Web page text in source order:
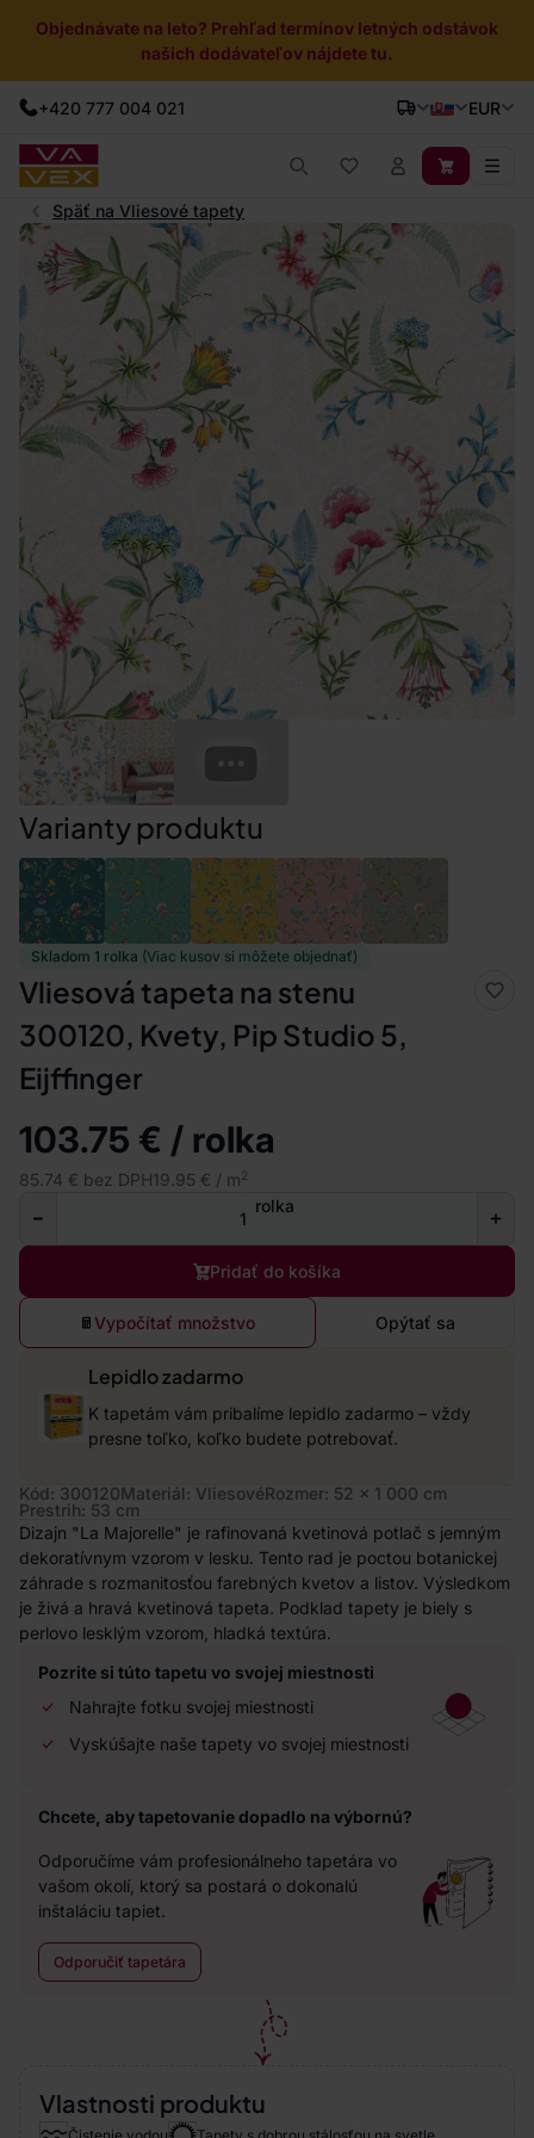
Objednávate na leto? Prehľad termínov letných odstávok
našich dodávateľov nájdete tu.
+420 777 004 021 EUR
Späť na Vliesové tapety
Skladom 1 rolka (Viac kusov si môžete objednať)
Vliesová tapeta na stenu
300120, Kvety, Pip Studio 5,
Eijffinger
103.75 € / rolka
85.74 € bez DPH19.95 € / m2
rolka
Pridať do košíka
Vypočítať množstvo Opýtať sa
Lepidlo zadarmo
K tapetám vám pribalíme lepidlo zadarmo – vždy
presne toľko, koľko budete potrebovať.
Kód: 300120Materiál: VliesovéRozmer: 52 x 1 000 cm
Prestrih: 53 cm
Dizajn "La Majorelle" je rafinovaná kvetinová potlač s jemným
dekoratívnym vzorom v lesku. Tento rad je poctou botanickej
záhrade s rozmanitosťou farebných kvetov a listov. Výsledkom
je živá a hravá kvetinová tapeta. Podklad tapety je biely s
perlovo lesklým vzorom, hladká textúra.
Pozrite si túto tapetu vo svojej miestnosti
Nahrajte fotku svojej miestnosti
Vyskúšajte naše tapety vo svojej miestnosti
Chcete, aby tapetovanie dopadlo na výbornú?
Odporučíme vám profesionálneho tapetára vo
vašom okolí, ktorý sa postará o dokonalú
inštaláciu tapiet.
Odporučiť tapetára
Varianty produktu
Vlastnosti produktu